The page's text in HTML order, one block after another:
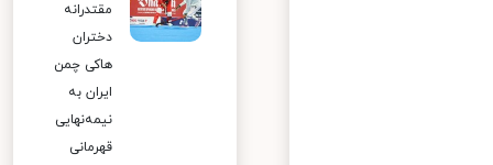
مقتدرانه
دختران
هاکی چمن
ایران به
نیمه‌نهایی
قهرمانی